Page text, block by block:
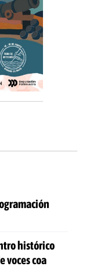
histórico
voces coa